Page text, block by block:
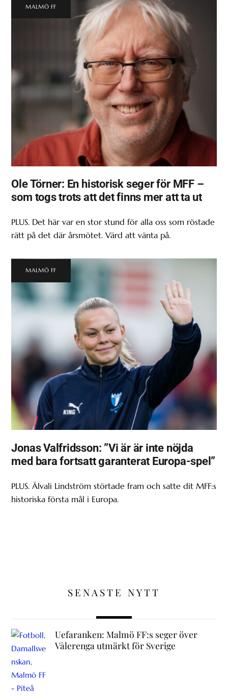
MALMÖ FF
Ole Törner: En historisk seger för MFF –
som togs trots att det finns mer att ta ut
PLUS. Det här var en stor stund för alla oss som röstade
rätt på det där årsmötet. Värd att vänta på.
MALMÖ FF
Jonas Valfridsson: ”Vi är är inte nöjda
med bara fortsatt garanterat Europa-spel”
PLUS. Älvali Lindström störtade fram och satte dit MFF:s
historiska första mål i Europa.
SENASTE NYTT
Uefaranken: Malmö FF:s seger över
Vålerenga utmärkt för Sverige